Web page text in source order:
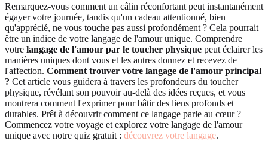
Remarquez-vous comment un câlin réconfortant peut instantanément
égayer votre journée, tandis qu'un cadeau attentionné, bien
qu'apprécié, ne vous touche pas aussi profondément ? Cela pourrait
être un indice de votre langage de l'amour unique. Comprendre
votre langage de l'amour par le toucher physique peut éclairer les
manières uniques dont vous et les autres donnez et recevez de
l'affection. Comment trouver votre langage de l'amour principal
? Cet article vous guidera à travers les profondeurs du toucher
physique, révélant son pouvoir au-delà des idées reçues, et vous
montrera comment l'exprimer pour bâtir des liens profonds et
durables. Prêt à découvrir comment ce langage parle au cœur ?
Commencez votre voyage et explorez votre langage de l'amour
unique avec notre quiz gratuit : découvrez votre langage.